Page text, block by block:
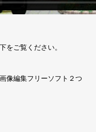
をご覧ください。
像編集フリーソフト２つ